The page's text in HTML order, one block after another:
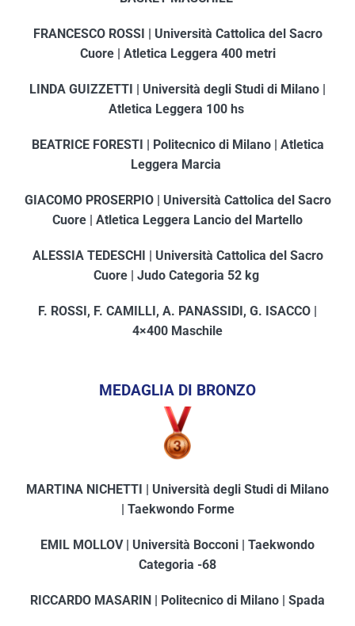
FRANCESCO ROSSI | Università Cattolica del Sacro
Cuore | Atletica Leggera 400 metri
LINDA GUIZZETTI | Università degli Studi di Milano |
Atletica Leggera 100 hs
BEATRICE FORESTI | Politecnico di Milano | Atletica
Leggera Marcia
GIACOMO PROSERPIO | Università Cattolica del Sacro
Cuore | Atletica Leggera Lancio del Martello
ALESSIA TEDESCHI | Università Cattolica del Sacro
Cuore | Judo Categoria 52 kg
F. ROSSI, F. CAMILLI, A. PANASSIDI, G. ISACCO |
4×400 Maschile
MEDAGLIA DI BRONZO
MARTINA NICHETTI | Università degli Studi di Milano
| Taekwondo Forme
EMIL MOLLOV | Università Bocconi | Taekwondo
Categoria -68
RICCARDO MASARIN | Politecnico di Milano | Spada